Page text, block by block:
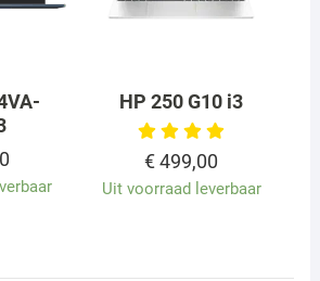
HP 250 G10 i3
€499,00
Uit voorraad leverbaar